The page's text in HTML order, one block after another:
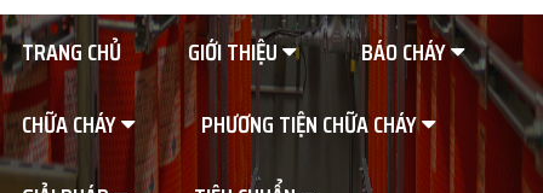
TRANG CHỦ GIỚI THIỆU
BÁO CHÁY
CHỮA CHÁY
PHƯƠNG TIỆN CHỮA CHÁY